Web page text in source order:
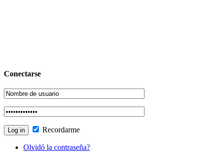
Conectarse
Recordarme
Olvidó la contraseña?